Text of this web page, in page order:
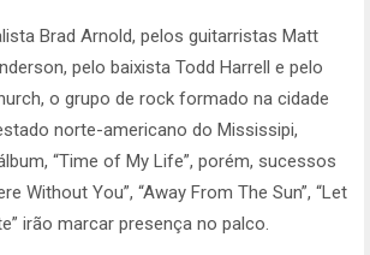
Brad Arnold, pelos guitarristas Matt
pelo baixista Todd Harrell e pelo
o grupo de rock formado na cidade
norte-americano do Mississipi,
“Time of My Life”, porém, sucessos
Without You”, “Away From The Sun”, “Let
irão marcar presença no palco.